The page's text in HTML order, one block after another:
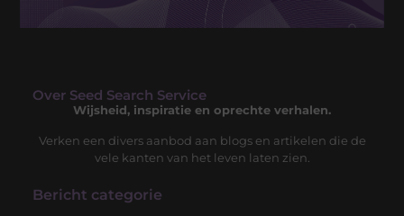
Over Seed Search Service
Wijsheid, inspiratie en oprechte verhalen.
Verken een divers aanbod aan blogs en artikelen die de
vele kanten van het leven laten zien.
Bericht categorie